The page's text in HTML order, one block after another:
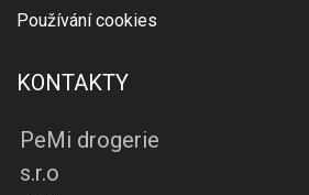
Používání cookies
KONTAKTY
PeMi drogerie
s.r.o